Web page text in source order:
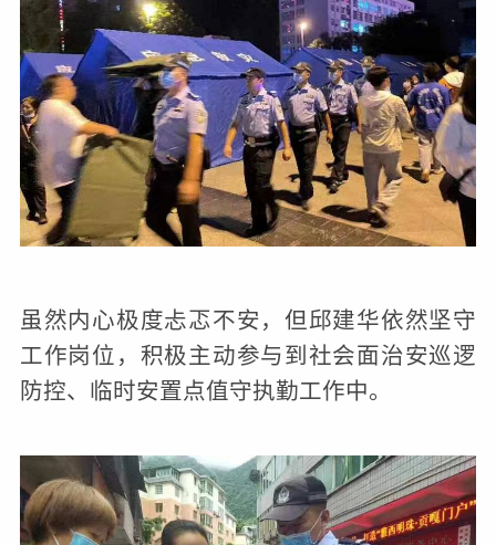
虽然内心极度忐忑不安，但邱建华依然坚守
工作岗位，积极主动参与到社会面治安巡逻
防控、临时安置点值守执勤工作中。